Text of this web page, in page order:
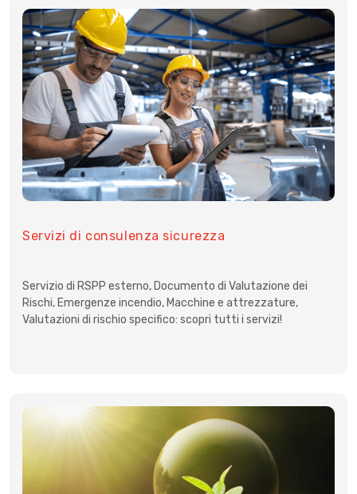
Servizi di consulenza sicurezza
Servizio di RSPP esterno, Documento di Valutazione dei
Rischi, Emergenze incendio, Macchine e attrezzature,
Valutazioni di rischio specifico: scopri tutti i servizi!